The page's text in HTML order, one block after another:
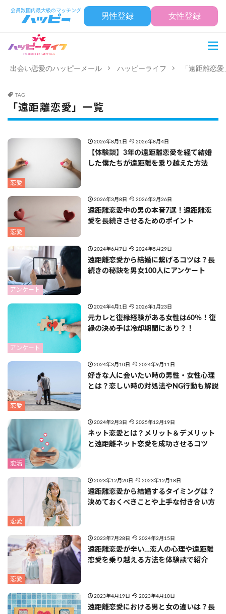
男性登録 女性登録
出会い恋愛のハッピーメール ハッピーライフ 「遠距離恋
TAG
「遠距離恋愛」一覧
恋愛
2026年8月1日 2026年8月4日
【体験談】3年の遠距離恋愛を経て結婚
した僕たちが遠距離を乗り越えた方法
恋愛
2026年3月8日 2026年2月26日
遠距離恋愛中の男の本音7選！遠距離恋
愛を長続きさせるためのポイント
アンケート
2024年6月7日 2024年5月29日
遠距離恋愛から結婚に繋げるコツは？長
続きの秘訣を男女100人にアンケート
アンケート
2024年4月1日 2026年1月23日
元カレと復縁経験がある女性は60％！復
縁の決め手は冷却期間にあり？！
恋愛
2024年3月10日 2024年9月11日
好きな人に会いたい時の男性・女性心理
とは？恋しい時の対処法やNG行動も解説
恋活
2024年2月3日 2025年12月19日
ネット恋愛とは？メリット＆デメリット
と遠距離ネット恋愛を成功させるコツ
恋愛
2023年12月20日 2023年12月18日
遠距離恋愛から結婚するタイミングは？
決めておくべきことや上手な付き合い方
恋愛
2023年7月28日 2024年2月15日
遠距離恋愛が辛い…恋人の心理や遠距離
恋愛を乗り越える方法を体験談で紹介
2023年4月19日 2023年4月10日
遠距離恋愛における男と女の違いは？長